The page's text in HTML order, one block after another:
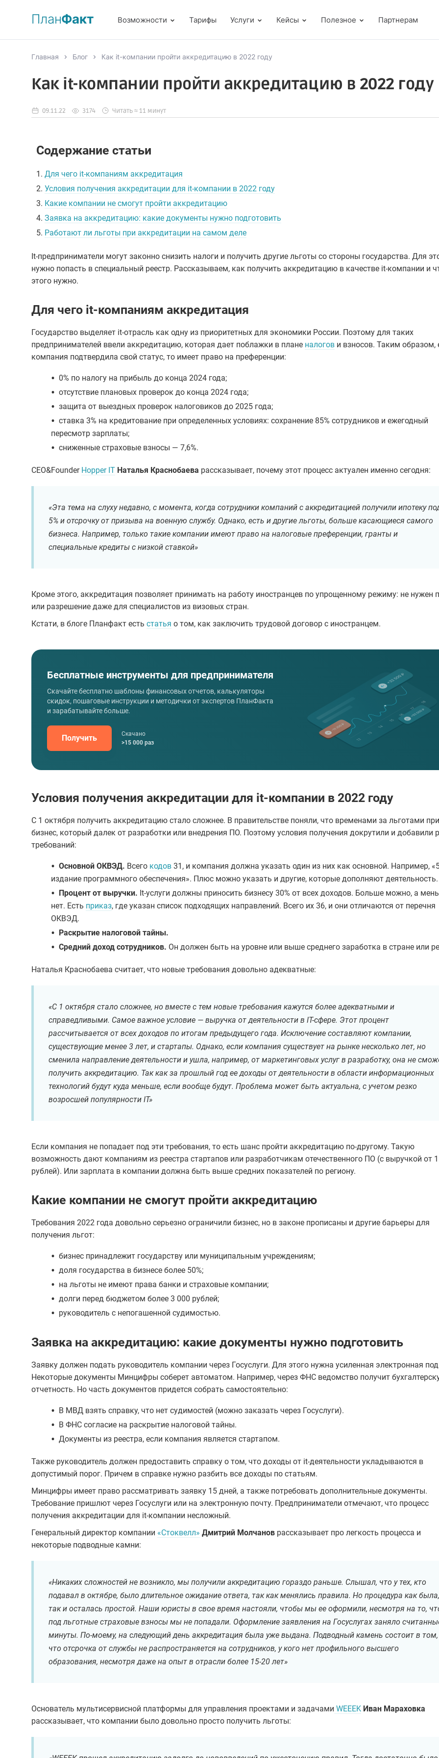
ПланФакт Возможности Тарифы Услуги Кейсы Полезное Партнерам
Главная Блог Как it-компании пройти аккредитацию в 2022 году
Как it-компании пройти аккредитацию в 2022 году
09.11.22 3174 Читать ≈ 11 минут
Содержание статьи
1. Для чего it-компаниям аккредитация
2. Условия получения аккредитации для it-компании в 2022 году
3. Какие компании не смогут пройти аккредитацию
4. Заявка на аккредитацию: какие документы нужно подготовить
5. Работают ли льготы при аккредитации на самом деле
It-предприниматели могут законно снизить налоги и получить другие льготы со стороны государства. Для
нужно попасть в специальный реестр. Рассказываем, как получить аккредитацию в качестве it-компании и
этого нужно.
Для чего it-компаниям аккредитация
Государство выделяет it-отрасль как одну из приоритетных для экономики России. Поэтому для таких
предпринимателей ввели аккредитацию, которая дает поблажки в плане налогов и взносов. Таким образом,
компания подтвердила свой статус, то имеет право на преференции:
• 0% по налогу на прибыль до конца 2024 года;
• отсутствие плановых проверок до конца 2024 года;
• защита от выездных проверок налоговиков до 2025 года;
• ставка 3% на кредитование при определенных условиях: сохранение 85% сотрудников и ежегодный
пересмотр зарплаты;
• сниженные страховые взносы — 7,6%.
СЕО&Founder Hopper IT Наталья Краснобаева рассказывает, почему этот процесс актуален именно сегодня:
«Эта тема на слуху недавно, с момента, когда сотрудники компаний с аккредитацией получили ипотеку
5% и отсрочку от призыва на военную службу. Однако, есть и другие льготы, больше касающиеся самого
бизнеса. Например, только такие компании имеют право на налоговые преференции, гранты и
специальные кредиты с низкой ставкой»
Кроме этого, аккредитация позволяет принимать на работу иностранцев по упрощенному режиму: не нужен
или разрешение даже для специалистов из визовых стран.
Кстати, в блоге Планфакт есть статья о том, как заключить трудовой договор с иностранцем.
Бесплатные инструменты для предпринимателя
Скачайте бесплатно шаблоны финансовых отчетов, калькуляторы
скидок, пошаговые инструкции и методички от экспертов ПланФакта
и зарабатывайте больше.
Получить
Скачано
>15 000 раз
Условия получения аккредитации для it-компании в 2022 году
С 1 октября получить аккредитацию стало сложнее. В правительстве поняли, что временами за льготами
бизнес, который далек от разработки или внедрения ПО. Поэтому условия получения докрутили и добавили
требований:
• Основной ОКВЭД. Всего кодов 31, и компания должна указать один из них как основной. Например,
издание программного обеспечения». Плюс можно указать и другие, которые дополняют деятельность.
• Процент от выручки. It-услуги должны приносить бизнесу 30% от всех доходов. Больше можно, а
нет. Есть приказ, где указан список подходящих направлений. Всего их 36, и они отличаются от перечня
ОКВЭД.
• Раскрытие налоговой тайны.
• Средний доход сотрудников. Он должен быть на уровне или выше среднего заработка в стране или
Наталья Краснобаева считает, что новые требования довольно адекватные:
«С 1 октября стало сложнее, но вместе с тем новые требования кажутся более адекватными и
справедливыми. Самое важное условие — выручка от деятельности в IT-сфере. Этот процент
рассчитывается от всех доходов по итогам предыдущего года. Исключение составляют компании,
существующие менее 3 лет, и стартапы. Однако, если компания существует на рынке несколько лет, но
сменила направление деятельности и ушла, например, от маркетинговых услуг в разработку, она не
получить аккредитацию. Так как за прошлый год ее доходы от деятельности в области информационных
технологий будут куда меньше, если вообще будут. Проблема может быть актуальна, с учетом резко
возросшей популярности IT»
Если компания не попадает под эти требования, то есть шанс пройти аккредитацию по-другому. Такую
возможность дают компаниям из реестра стартапов или разработчикам отечественного ПО (с выручкой от
рублей). Или зарплата в компании должна быть выше средних показателей по региону.
Какие компании не смогут пройти аккредитацию
Требования 2022 года довольно серьезно ограничили бизнес, но в законе прописаны и другие барьеры для
получения льгот:
• бизнес принадлежит государству или муниципальным учреждениям;
• доля государства в бизнесе более 50%;
• на льготы не имеют права банки и страховые компании;
• долги перед бюджетом более 3 000 рублей;
• руководитель с непогашенной судимостью.
Заявка на аккредитацию: какие документы нужно подготовить
Заявку должен подать руководитель компании через Госуслуги. Для этого нужна усиленная электронная
Некоторые документы Минцифры соберет автоматом. Например, через ФНС ведомство получит
отчетность. Но часть документов придется собрать самостоятельно:
• В МВД взять справку, что нет судимостей (можно заказать через Госуслуги).
• В ФНС согласие на раскрытие налоговой тайны.
• Документы из реестра, если компания является стартапом.
Также руководитель должен предоставить справку о том, что доходы от it-деятельности укладываются в
допустимый порог. Причем в справке нужно разбить все доходы по статьям.
Минцифры имеет право рассматривать заявку 15 дней, а также потребовать дополнительные документы.
Требование пришлют через Госуслуги или на электронную почту. Предприниматели отмечают, что процесс
получения аккредитации для it-компании несложный.
Генеральный директор компании «Стоквелл» Дмитрий Молчанов рассказывает про легкость процесса и
некоторые подводные камни:
«Никаких сложностей не возникло, мы получили аккредитацию гораздо раньше. Слышал, что у тех, кто
подавал в октябре, было длительное ожидание ответа, так как менялись правила. Но процедура как была,
так и осталась простой. Наши юристы в свое время настояли, чтобы мы ее оформили, несмотря на то,
под льготные страховые взносы мы не попадали. Оформление заявления на Госуслугах заняло
минуты. По-моему, на следующий день аккредитация была уже выдана. Подводный камень состоит в том,
что отсрочка от службы не распространяется на сотрудников, у кого нет профильного высшего
образования, несмотря даже на опыт в отрасли более 15-20 лет»
Основатель мультисервисной платформы для управления проектами и задачами WEEEK Иван Мараховка
рассказывает, что компании было довольно просто получить льготы: